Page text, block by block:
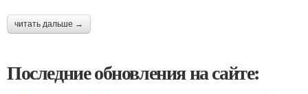
читать дальше →
Последние обновления на сайте: